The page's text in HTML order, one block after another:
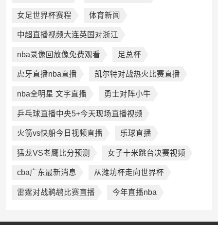
女足世界杯赛程 体育新闻
中超直播视频大连英国对浙江
nba录像回放像免费观看 足总杯
虎牙直播nba直播 凯尔特对战热火比赛直播
nba全明星 文字直播 勇士对阵小牛
乒乓球直播中央5+今天现场直播视频
火箭vs快船今日视频直播 乐球直播
猛龙VS老鹰比分预测 女子十米跳台决赛视频
cba广东最新消息 从潍坊杯走向世界杯
雷霆对战鹈鹕比赛直播 今年直播nba